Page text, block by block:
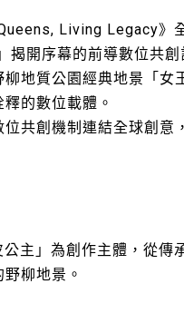
Living Legacy》
揭開序幕的前導數位共
地質公園經典地景「女
的數位載體。
共創機制連結全球創意
」為創作主體，從傳
柳地景。